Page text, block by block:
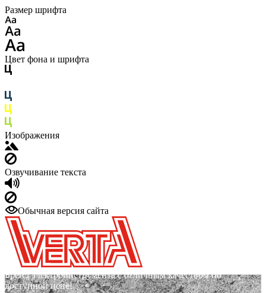
Размер шрифта
Цвет фона и шрифта
Изображения
Озвучивание текста
Обычная версия сайта
Бренд электроинструмента с отличным качеством по
доступной цене!